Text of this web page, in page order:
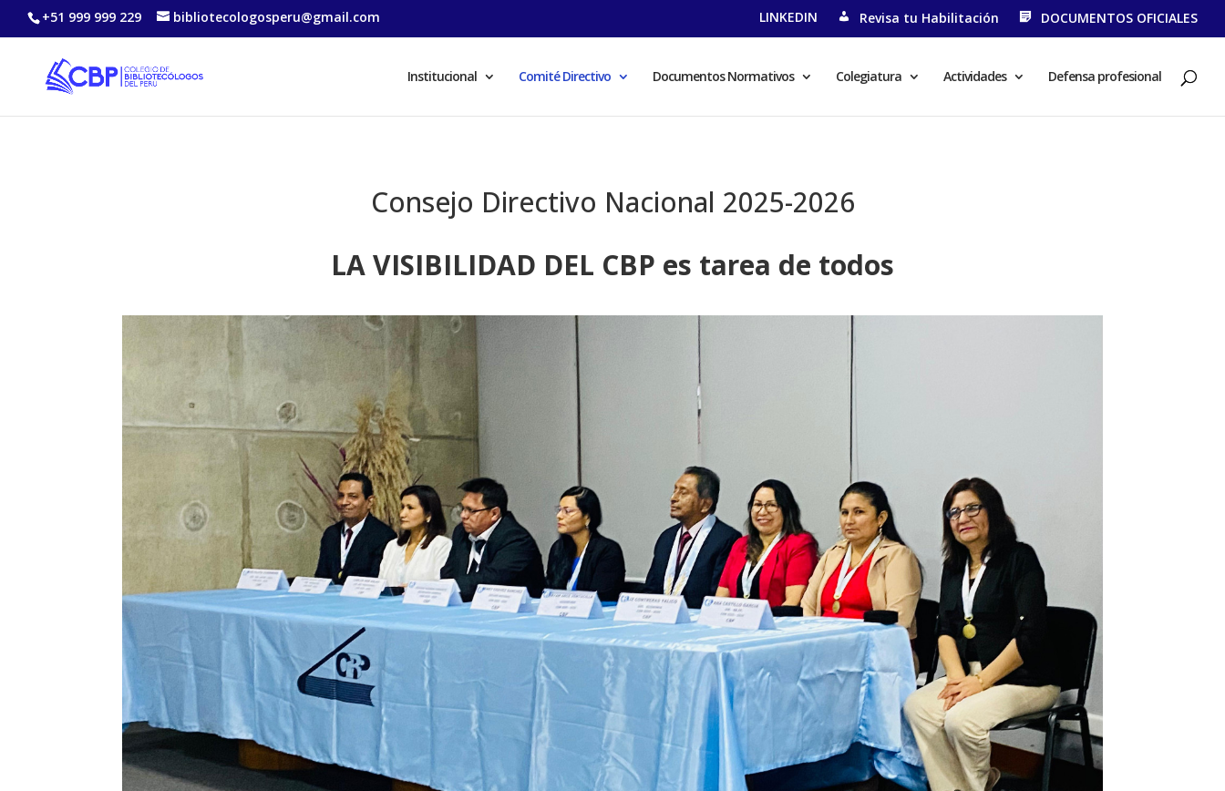
+51 999 999 229 bibliotecologosperu@gmail.com LINKEDIN Revisa tu Habilitación DOCUMENTOS OFICIALES
Institucional Comité Directivo Documentos Normativos Colegiatura Actividades Defensa profesional
Consejo Directivo Nacional 2025-2026
LA VISIBILIDAD DEL CBP es tarea de todos